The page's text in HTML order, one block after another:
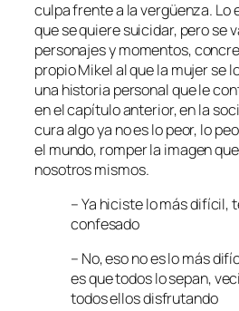
culpa frente a la vergüenza. Lo
que se quiere suicidar, pero se
personajes y momentos,
propio Mikel al que la mujer se
una historia personal que le
en el capítulo anterior, en la
cura algo ya no es lo peor, lo
el mundo, romper la imagen
nosotros mismos.
– Ya hiciste lo más difícil,
confesado
– No, eso no es lo más
es que todos lo sepan,
todos ellos disfrutando